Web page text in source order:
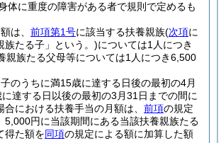
体に重度の障害がある者で規則で定めるも
は、 前項第1号に該当する扶養親族(次項に
族たる子」という。)については1人につき
親族たる父母等については1人につき6,500
のうちに満15歳に達する日後の最初の4月
達する日以後の最初の3月31日までの間に
合における扶養手当の月額は、 前項の規定
5,000円に当該期間にある当該扶養親族たる
得た額を同項の規定による額に加算した額